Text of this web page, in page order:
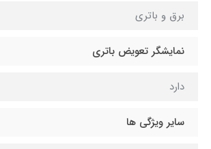
برق و باتری
نمایشگر تعویض باتری
دارد
سایر ویژگی ها